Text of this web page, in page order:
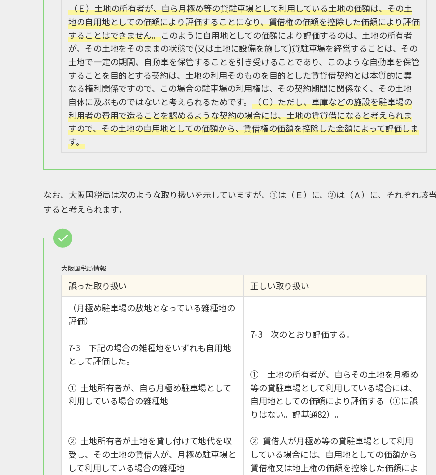
（Ｅ）土地の所有者が、自ら月極め等の貸駐車場として利用している土地の価額は、その土
地の自用地としての価額により評価することになり、賃借権の価額を控除した価額により評価
することはできません。このように自用地としての価額により評価するのは、土地の所有者
が、その土地をそのままの状態で(又は土地に設備を施して)貸駐車場を経営することは、その
土地で一定の期間、自動車を保管することを引き受けることであり、このような自動車を保管
することを目的とする契約は、土地の利用そのものを目的とした賃貸借契約とは本質的に異
なる権利関係ですので、この場合の駐車場の利用権は、その契約期間に関係なく、その土地
自体に及ぶものではないと考えられるためです。 （Ｃ）ただし、車庫などの施設を駐車場の
利用者の費用で造ることを認めるような契約の場合には、土地の賃貸借になると考えられま
すので、その土地の自用地としての価額から、賃借権の価額を控除した金額によって評価しま
す。
なお、大阪国税局は次のような取り扱いを示していますが、①は（Ｅ）に、②は（Ａ）に、それぞれ該当
すると考えられます。
大阪国税局情報
誤った取り扱い
正しい取り扱い
（月極め駐車場の敷地となっている雑種地の
評価）
7-3 下記の場合の雑種地をいずれも自用地
として評価した。
① 土地所有者が、自ら月極め駐車場として
利用している場合の雑種地
② 土地所有者が土地を貸し付けて地代を収
受し、その土地の賃借人が、月極め駐車場と
して利用している場合の雑種地
7-3 次のとおり評価する。
① 土地の所有者が、自らその土地を月極め
等の貸駐車場として利用している場合には、
自用地としての価額により評価する（①に誤
りはない。評基通82）。
② 賃借人が月極め等の貸駐車場として利用
している場合には、自用地としての価額から
賃借権又は地上権の価額を控除した価額によ